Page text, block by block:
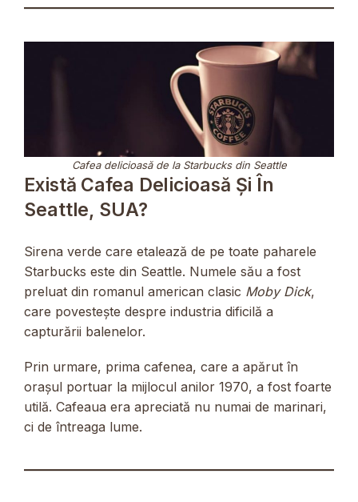
Cafea delicioasă de la Starbucks din Seattle
Există Cafea Delicioasă Și În
Seattle, SUA?
Sirena verde care etalează de pe toate paharele
Starbucks este din Seattle. Numele său a fost
preluat din romanul american clasic Moby Dick,
care povestește despre industria dificilă a
capturării balenelor.
Prin urmare, prima cafenea, care a apărut în
orașul portuar la mijlocul anilor 1970, a fost foarte
utilă. Cafeaua era apreciată nu numai de marinari,
ci de întreaga lume.